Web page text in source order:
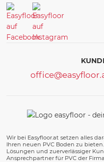
Wir bei Easyfloor.at setzen alles
Ihren neuen PVC Boden zu
Lösungen und zuerverlässiger
Ansprechpartner für PVC der